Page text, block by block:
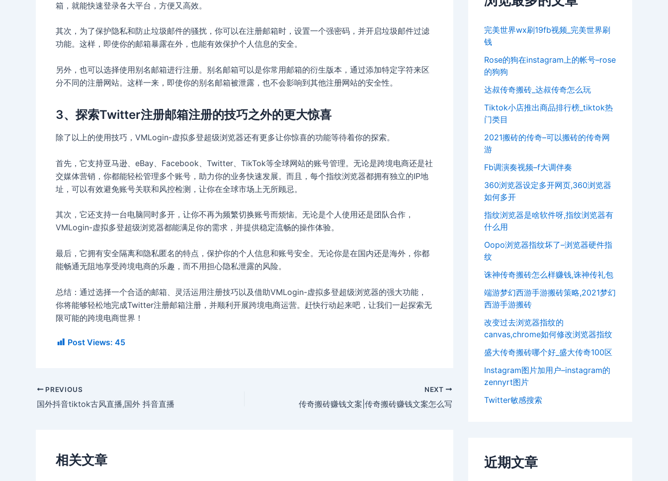
箱，就能快速登录各大平台，方便又高效。
其次，为了保护隐私和防止垃圾邮件的骚扰，你可以在注册邮箱时，设置一个强密码，并开启垃圾邮件过滤
功能。这样，即使你的邮箱暴露在外，也能有效保护个人信息的安全。
另外，也可以选择使用别名邮箱进行注册。别名邮箱可以是你常用邮箱的衍生版本，通过添加特定字符来区
分不同的注册网站。这样一来，即使你的别名邮箱被泄露，也不会影响到其他注册网站的安全性。
3、探索Twitter注册邮箱注册的技巧之外的更大惊喜
除了以上的使用技巧，VMLogin-虚拟多登超级浏览器还有更多让你惊喜的功能等待着你的探索。
首先，它支持亚马逊、eBay、Facebook、Twitter、TikTok等全球网站的账号管理。无论是跨境电商还是社
交媒体营销，你都能轻松管理多个账号，助力你的业务快速发展。而且，每个指纹浏览器都拥有独立的IP地
址，可以有效避免账号关联和风控检测，让你在全球市场上无所顾忌。
其次，它还支持一台电脑同时多开，让你不再为频繁切换账号而烦恼。无论是个人使用还是团队合作，
VMLogin-虚拟多登超级浏览器都能满足你的需求，并提供稳定流畅的操作体验。
最后，它拥有安全隔离和隐私匿名的特点，保护你的个人信息和账号安全。无论你是在国内还是海外，你都
能畅通无阻地享受跨境电商的乐趣，而不用担心隐私泄露的风险。
总结：通过选择一个合适的邮箱、灵活运用注册技巧以及借助VMLogin-虚拟多登超级浏览器的强大功能，
你将能够轻松地完成Twitter注册邮箱注册，并顺利开展跨境电商运营。赶快行动起来吧，让我们一起探索无
限可能的跨境电商世界！
Post Views: 45
PREVIOUS
国外抖音tiktok古风直播,国外 抖音直播
NEXT
传奇搬砖赚钱文案|传奇搬砖赚钱文案怎么写
相关文章
完美世界wx刷19fb视频_完美世界刷
钱
Rose的狗在instagram上的帐号–rose
的狗狗
达叔传奇搬砖_达叔传奇怎么玩
Tiktok小店推出商品排行榜_tiktok热
门类目
2021搬砖的传奇–可以搬砖的传奇网
游
Fb调演奏视频–f大调伴奏
360浏览器设定多开网页,360浏览器
如何多开
指纹浏览器是啥软件呀,指纹浏览器有
什么用
Oopo浏览器指纹坏了–浏览器硬件指
纹
诛神传奇搬砖怎么样赚钱,诛神传礼包
端游梦幻西游手游搬砖策略,2021梦幻
西游手游搬砖
改变过去浏览器指纹的
canvas,chrome如何修改浏览器指纹
盛大传奇搬砖哪个好_盛大传奇100区
Instagram图片加用户–instagram的
zennyrt图片
Twitter敏感搜索
近期文章